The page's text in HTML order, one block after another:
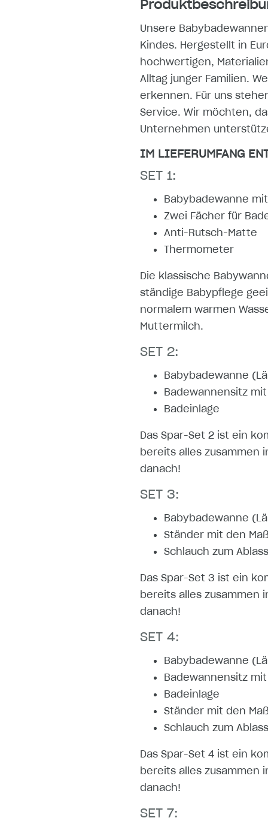
Unsere
Kindes. Hergestellt in
hochwertigen,
Alltag junger Familien.
erkennen. Für uns
Service. Wir möchten,
Unternehmen
IM LIEFERUMFANG
SET 1:
Babybadewanne
Zwei Fächer für
Anti-Rutsch-Matte
Thermometer
Die klassische
ständige Babypflege
normalem warmen
Muttermilch.
SET 2:
Babybadewanne
Badewannensitz
Badeinlage
Das Spar-Set 2 ist ein
bereits alles zusammen
danach!
SET 3:
Babybadewanne
Ständer mit den
Schlauch zum
Das Spar-Set 3 ist ein
bereits alles zusammen
danach!
SET 4:
Babybadewanne
Badewannensitz
Badeinlage
Ständer mit den
Schlauch zum
Das Spar-Set 4 ist ein
bereits alles zusammen
danach!
SET 7: